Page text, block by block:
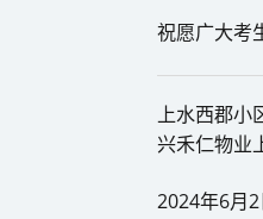
祝愿广大考
上水西郡小
兴禾仁物业
2024年6月2